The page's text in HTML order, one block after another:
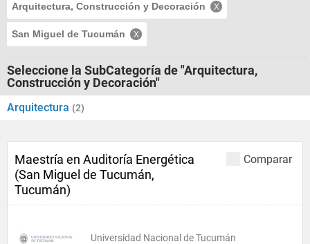
Arquitectura, Construcción y Decoración
San Miguel de Tucumán
Seleccione la SubCategoría de "Arquitectura,
Construcción y Decoración"
Arquitectura (2)
Comparar
Maestría en Auditoría Energética
(San Miguel de Tucumán,
Tucumán)
Universidad Nacional de Tucumán